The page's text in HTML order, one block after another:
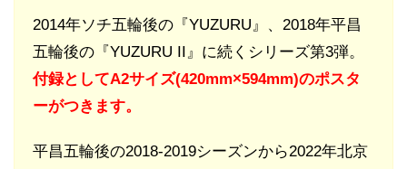
2014年ソチ五輪後の『YUZURU』、2018年平昌
五輪後の『YUZURU II』に続くシリーズ第3弾。
付録としてA2サイズ(420mm×594mm)のポスタ
ーがつきます。
平昌五輪後の2018-2019シーズンから2022年北京